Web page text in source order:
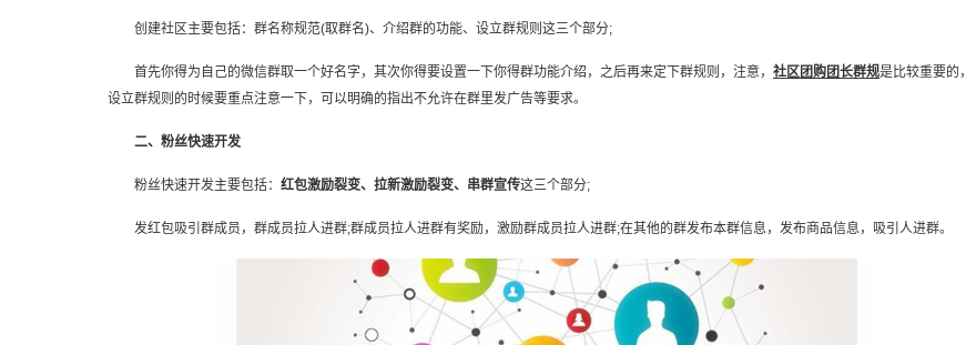
创建社区主要包括：群名称规范(取群名)、介绍群的功能、设立群规则这三个部分;
首先你得为自己的微信群取一个好名字，其次你得要设置一下你得群功能介绍，之后再来定下群规则，注意， 社区团购团长群规是比较重要的，
设立群规则的时候要重点注意一下，可以明确的指出不允许在群里发广告等要求。
二、粉丝快速开发
粉丝快速开发主要包括： 红包激励裂变、拉新激励裂变、串群宣传这三个部分;
发红包吸引群成员，群成员拉人进群;群成员拉人进群有奖励，激励群成员拉人进群;在其他的群发布本群信息，发布商品信息，吸引人进群。